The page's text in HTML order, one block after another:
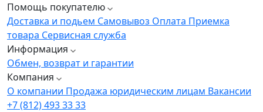
Помощь покупателю
Доставка и подьем Самовывоз Оплата Приемка
товара Сервисная служба
Информация
Обмен, возврат и гарантии
Компания
О компании Продажа юридическим лицам Вакансии
+7 (812) 493 33 33